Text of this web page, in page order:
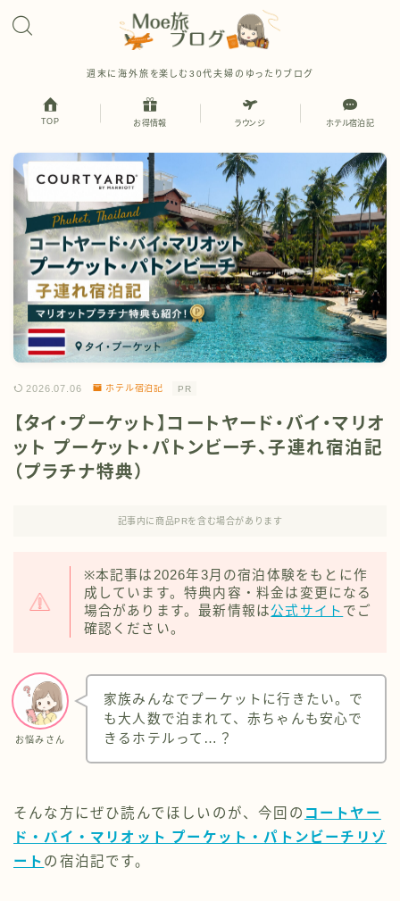
週末に海外旅を楽しむ30代夫婦のゆったりブログ
TOP お得情報 ラウンジ ホテル宿泊記
2026.07.06 ホテル宿泊記 PR
【タイ・プーケット】コートヤード・バイ・マリオ
ット プーケット・パトンビーチ、子連れ宿泊記
（プラチナ特典）
記事内に商品PRを含む場合があります
※本記事は2026年3月の宿泊体験をもとに作
成しています。特典内容・料金は変更になる
場合があります。最新情報は公式サイト でご
確認ください。
お悩みさん
家族みんなでプーケットに行きたい。で
も大人数で泊まれて、赤ちゃんも安心で
きるホテルって…？
そんな方にぜひ読んでほしいのが、今回の コートヤー
ド・バイ・マリオット プーケット・パトンビーチリゾ
ート の宿泊記です。